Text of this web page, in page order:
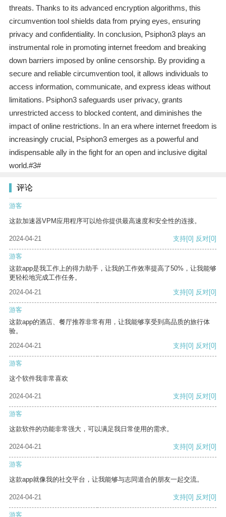
threats. Thanks to its advanced encryption algorithms, this
circumvention tool shields data from prying eyes, ensuring
privacy and confidentiality. In conclusion, Psiphon3 plays an
instrumental role in promoting internet freedom and breaking
down barriers imposed by online censorship. By providing a
secure and reliable circumvention tool, it allows individuals to
access information, communicate, and express ideas without
limitations. Psiphon3 safeguards user privacy, grants
unrestricted access to blocked content, and diminishes the
impact of online restrictions. In an era where internet freedom is
increasingly crucial, Psiphon3 emerges as a powerful and
indispensable ally in the fight for an open and inclusive digital
world.#3#
评论
游客
这款加速器VPM应用程序可以给你提供最高速度和安全性的连接。
2024-04-21 支持[0] 反对[0]
游客
这款app是我工作上的得力助手，让我的工作效率提高了50%，让我能够
更轻松地完成工作任务。
2024-04-21
支持[0] 反对[0]
游客
这款app的酒店、餐厅推荐非常有用，让我能够享受到高品质的旅行体
验。
2024-04-21
支持[0] 反对[0]
游客
这个软件我非常喜欢
2024-04-21 支持[0] 反对[0]
游客
这款软件的功能非常强大，可以满足我日常使用的需求。
2024-04-21 支持[0] 反对[0]
游客
这款app就像我的社交平台，让我能够与志同道合的朋友一起交流。
2024-04-21 支持[0] 反对[0]
游客